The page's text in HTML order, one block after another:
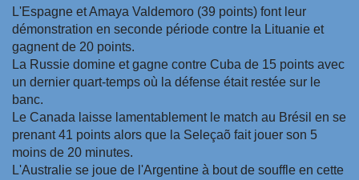
L'Espagne et Amaya Valdemoro (39 points) font leur
démonstration en seconde période contre la Lituanie et
gagnent de 20 points.
La Russie domine et gagne contre Cuba de 15 points avec
un dernier quart-temps où la défense était restée sur le
banc.
Le Canada laisse lamentablement le match au Brésil en se
prenant 41 points alors que la Seleçaõ fait jouer son 5
moins de 20 minutes.
L'Australie se joue de l'Argentine à bout de souffle en cette